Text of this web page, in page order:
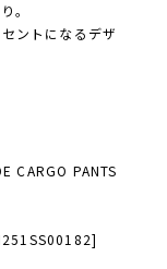
。
ントになるデザ
CARGO PANTS